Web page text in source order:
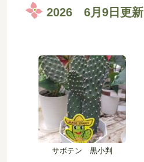
2026 6月9日更新
サボテン 黒小判